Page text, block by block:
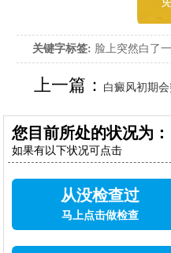
关键字标签: 脸上突然白了
吗
上一篇： 白癜风初期
您目前所处的状况为：
如果有以下状况可点击
从没检查过
马上点击做检查